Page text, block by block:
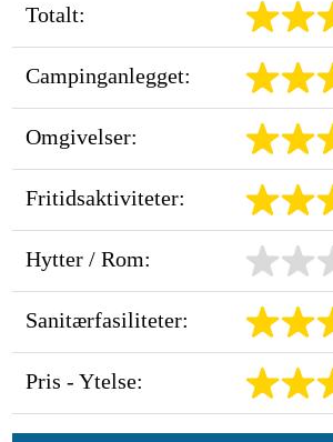
Totalt:
Campinganlegget:
Omgivelser:
Fritidsaktiviteter:
Hytter / Rom:
Sanitærfasiliteter:
Pris - Ytelse: